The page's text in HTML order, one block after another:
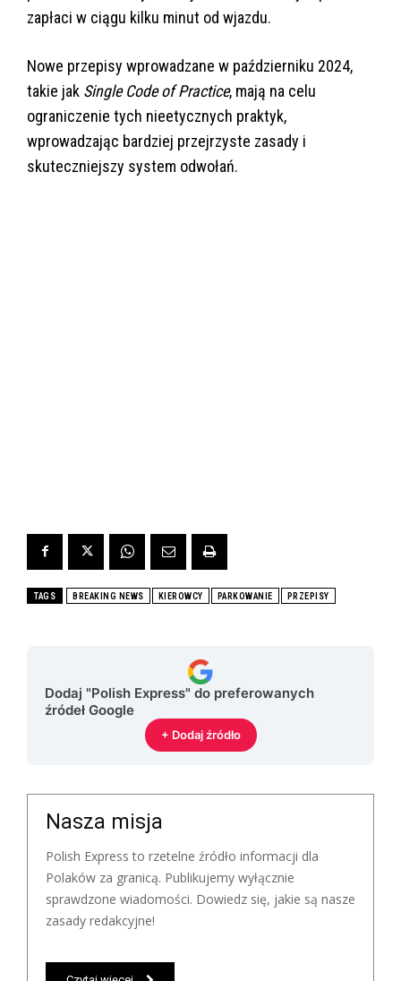
zapłaci w ciągu kilku minut od wjazdu.
Nowe przepisy wprowadzane w październiku 2024,
takie jak Single Code of Practice, mają na celu
ograniczenie tych nieetycznych praktyk,
wprowadzając bardziej przejrzyste zasady i
skuteczniejszy system odwołań​.
TAGS BREAKING NEWS KIEROWCY PARKOWANIE PRZEPISY
Dodaj "Polish Express" do preferowanych
źródeł Google
+ Dodaj źródło
Nasza misja
Polish Express to rzetelne źródło informacji dla
Polaków za granicą. Publikujemy wyłącznie
sprawdzone wiadomości. Dowiedz się, jakie są nasze
zasady redakcyjne!